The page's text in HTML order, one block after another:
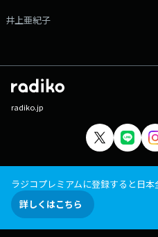
井上亜紀子
radiko.jp
ラジコプレミアムに登録すると日
詳しくはこちら